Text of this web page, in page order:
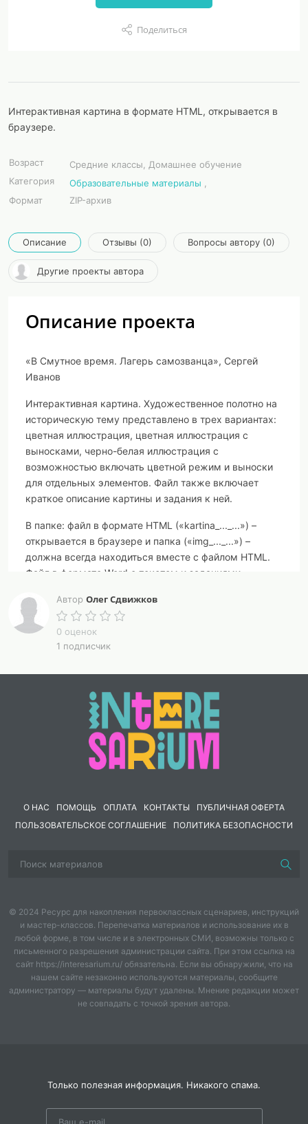
Поделиться
Интерактивная картина в формате HTML, открывается в
браузере.
Возраст
Средние классы, Домашнее обучение
Категория
Образовательные материалы
Формат
ZIP-архив
Описание Отзывы (0) Вопросы автору (0)
Другие проекты автора
Описание проекта
«В Смутное время. Лагерь самозванца», Сергей
Иванов
Интерактивная картина. Художественное полотно на
историческую тему представлено в трех вариантах:
цветная иллюстрация, цветная иллюстрация с
выносками, черно-белая иллюстрация с
возможностью включать цветной режим и выноски
для отдельных элементов. Файл также включает
краткое описание картины и задания к ней.
В папке: файл в формате HTML («kartina_..._...») –
открывается в браузере и папка («img_..._...») –
должна всегда находиться вместе с файлом HTML.
Файл в формате Word с текстом и заданиями.
Автор Олег Сдвижков
0 оценок
1 подписчик
О НАС ПОМОЩЬ ОПЛАТА КОНТАКТЫ
ПУБЛИЧНАЯ ОФЕРТА
ПОЛЬЗОВАТЕЛЬСКОЕ СОГЛАШЕНИЕ
ПОЛИТИКА БЕЗОПАСНОСТИ
© 2024 Ресурс для накопления первоклассных сценариев, инструкций
и мастер-классов. Перепечатка материалов и использование их в
любой форме, в том числе и в электронных СМИ, возможны только с
письменного разрешения администрации сайта. При этом ссылка на
сайт https://interesarium.ru/ обязательна. Если вы обнаружили, что на
нашем сайте незаконно используются материалы, сообщите
администратору — материалы будут удалены. Мнение редакции может
не совпадать с точкой зрения автора.
Только полезная информация. Никакого спама.